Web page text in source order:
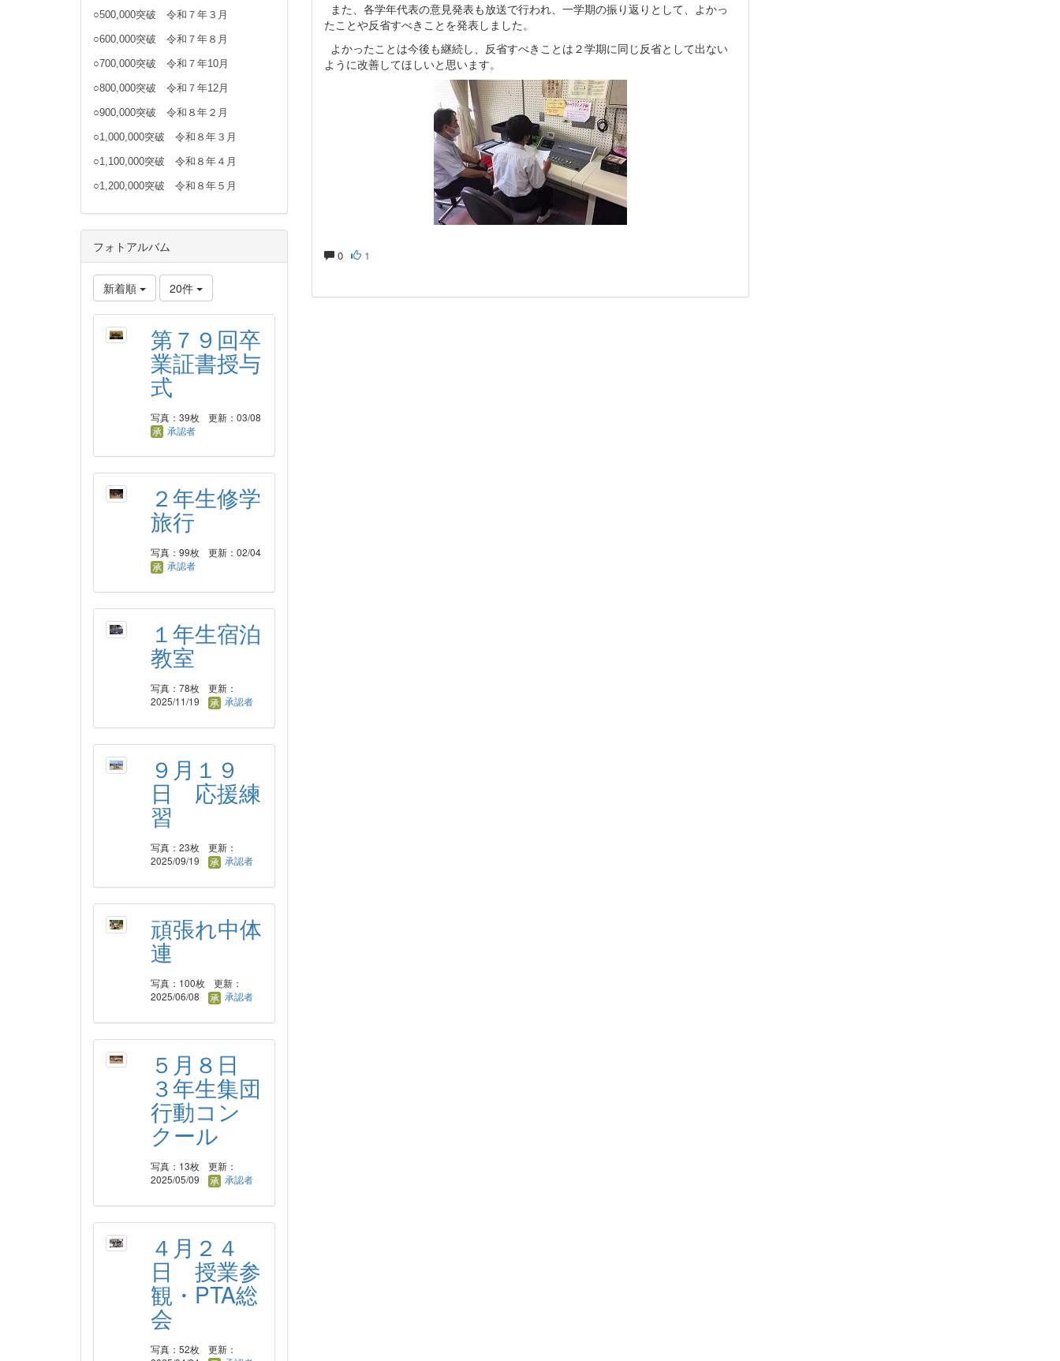
また、各学年代表の意見発表も放送で行われ、一学期の振り返りとして、よかっ
たことや反省すべきことを発表しました。
よかったことは今後も継続し、反省すべきことは２学期に同じ反省として出ない
ように改善してほしいと思います。
0 1
○500,000突破 令和７年３月
○600,000突破 令和７年８月
○700,000突破 令和７年10月
○800,000突破 令和７年12月
○900,000突破 令和８年２月
○1,000,000突破 令和８年３月
○1,100,000突破 令和８年４月
○1,200,000突破 令和８年５月
フォトアルバム
新着順 20件
第７９回卒
業証書授与
式
写真：39枚
更新：03/08
承認者
２年生修学
旅行
写真：99枚
更新：02/04
承認者
１年生宿泊
教室
写真：78枚
更新：
2025/11/19
承認者
９月１９
日 応援練
習
写真：23枚
更新：
2025/09/19
承認者
頑張れ中体
連
写真：100枚
更新：
2025/06/08
承認者
５月８日
３年生集団
行動コン
クール
写真：13枚
更新：
2025/05/09
承認者
４月２４
日 授業参
観・PTA総
会
写真：52枚
更新：